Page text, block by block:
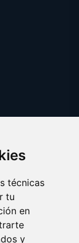
técnicas
tu
en
y